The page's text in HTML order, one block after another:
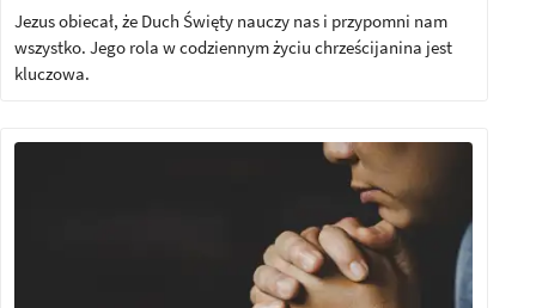
Jezus obiecał, że Duch Święty nauczy nas i przypomni nam
wszystko. Jego rola w codziennym życiu chrześcijanina jest
kluczowa.